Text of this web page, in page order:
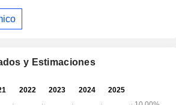
y Estimaciones